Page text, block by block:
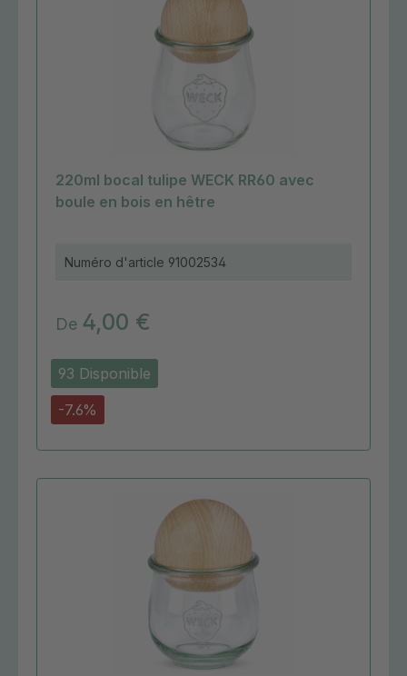
93 Disponible
-7.6%
220ml bocal tulipe WECK RR60 avec
boule en bois en hêtre
Numéro d'article 91002534
De 4,00 €